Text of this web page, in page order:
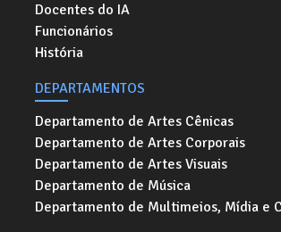
Docentes do IA
Funcionários
História
DEPARTAMENTOS
Departamento de Artes Cênicas
Departamento de Artes Corporais
Departamento de Artes Visuais
Departamento de Música
Departamento de Multimeios, Mídia e